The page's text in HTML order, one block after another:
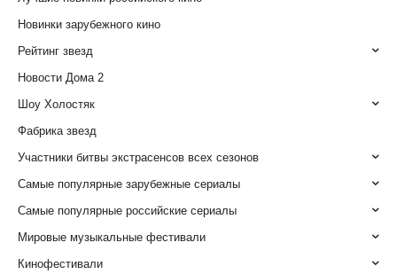
Новинки зарубежного кино
Рейтинг звезд
Новости Дома 2
Шоу Холостяк
Фабрика звезд
Участники битвы экстрасенсов всех сезонов
Самые популярные зарубежные сериалы
Самые популярные российские сериалы
Мировые музыкальные фестивали
Кинофестивали